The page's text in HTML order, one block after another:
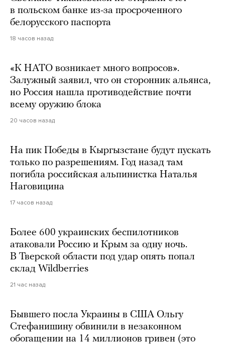
в польском банке из-за просроченного
белорусского паспорта
18 часов назад
«К НАТО возникает много вопросов».
Залужный заявил, что он сторонник альянса,
но Россия нашла противодействие почти
всему оружию блока
20 часов назад
На пик Победы в Кыргызстане будут пускать
только по разрешениям. Год назад там
погибла российская альпинистка Наталья
Наговицина
17 часов назад
Более 600 украинских беспилотников
атаковали Россию и Крым за одну ночь.
В Тверской области под удар опять попал
склад Wildberries
21 час назад
Бывшего посла Украины в США Ольгу
Стефанишину обвинили в незаконном
обогащении на 14 миллионов гривен (это